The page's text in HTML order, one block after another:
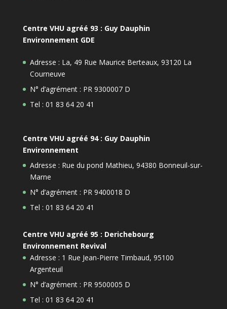
Centre VHU agréé 93 : Guy Dauphin
Environnement GDE
Adresse : La, 49 Rue Maurice Berteaux, 93120 La
Courneuve
N° d’agrément : PR 9300007 D
Tel : 01 83 64 20 41
Centre VHU agréé 94 : Guy Dauphin
Environnement
Adresse : Rue du pond Mathieu, 94380 Bonneuil-sur-
Marne
N° d’agrément : PR 9400018 D
Tel : 01 83 64 20 41
Centre VHU agréé 95 : Derichebourg
Environnement Revival
Adresse : 1 Rue Jean-Pierre Timbaud, 95100
Argenteuil
N° d’agrément : PR 9500005 D
Tel : 01 83 64 20 41